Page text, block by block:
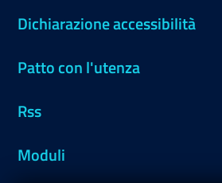
Dichiarazione accessibilità
Patto con l'utenza
Rss
Moduli